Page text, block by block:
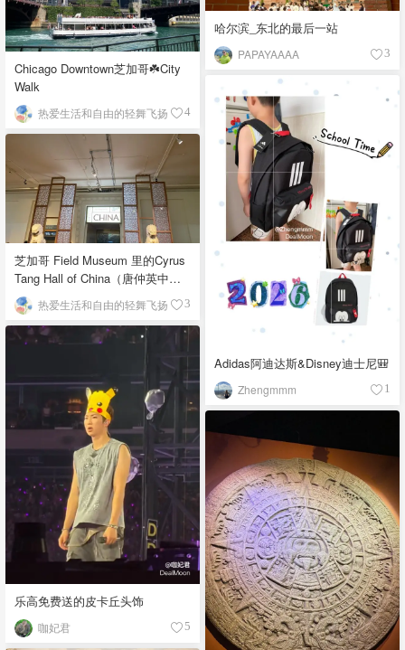
哈尔滨_东北的最后一站
PAPAYAAAA 3
Chicago Downtown芝加哥☘️City
Walk
热爱生活和自由的轻舞飞扬 4
Adidas阿迪达斯&Disney迪士尼🎒
Zhengmmm 1
芝加哥 Field Museum 里的Cyrus
Tang Hall of China（唐仲英中国
馆） 热爱生活和自由的轻舞飞扬 3
乐高免费送的皮卡丘头饰
咖妃君 5